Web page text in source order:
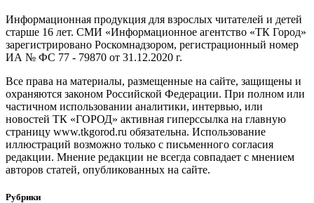
Информационная продукция для взрослых читателей и детей
старше 16 лет. СМИ «Информационное агентство «ТК Город»
зарегистрировано Роскомнадзором, регистрационный номер
ИА № ФС 77 - 79870 от 31.12.2020 г.
Все права на материалы, размещенные на сайте, защищены и
охраняются законом Российской Федерации. При полном или
частичном использовании аналитики, интервью, или
новостей ТК «ГОРОД» активная гиперссылка на главную
страницу www.tkgorod.ru обязательна. Использование
иллюстраций возможно только с письменного согласия
редакции. Мнение редакции не всегда совпадает с мнением
авторов статей, опубликованных на сайте.
Рубрики